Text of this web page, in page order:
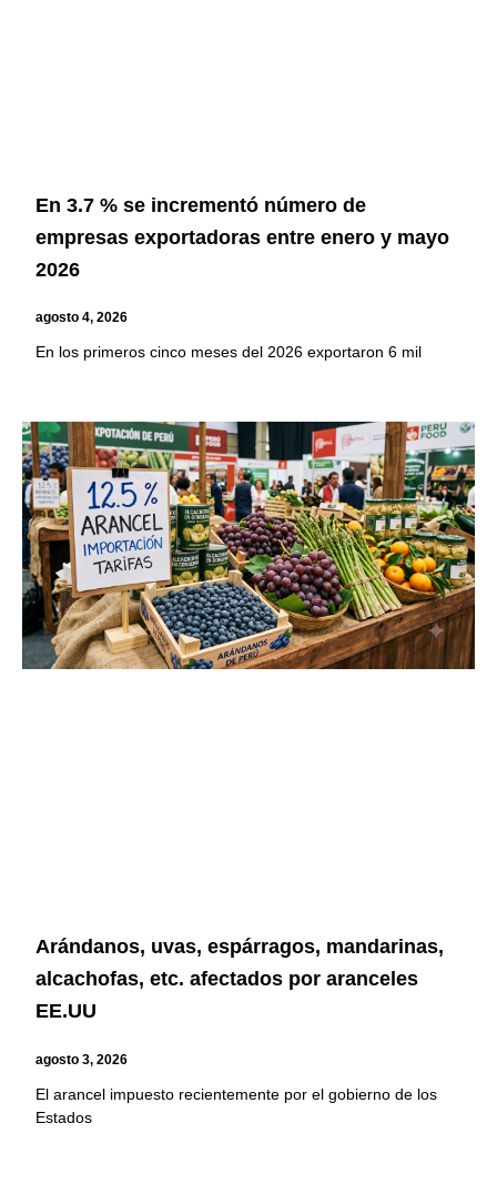
En 3.7 % se incrementó número de
empresas exportadoras entre enero y mayo
2026
agosto 4, 2026
En los primeros cinco meses del 2026 exportaron 6 mil
Arándanos, uvas, espárragos, mandarinas,
alcachofas, etc. afectados por aranceles
EE.UU
agosto 3, 2026
El arancel impuesto recientemente por el gobierno de los
Estados